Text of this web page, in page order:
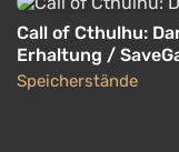
Call of Cthulhu:
Erhaltung /
"Privatdetektiv",
Speicherstände